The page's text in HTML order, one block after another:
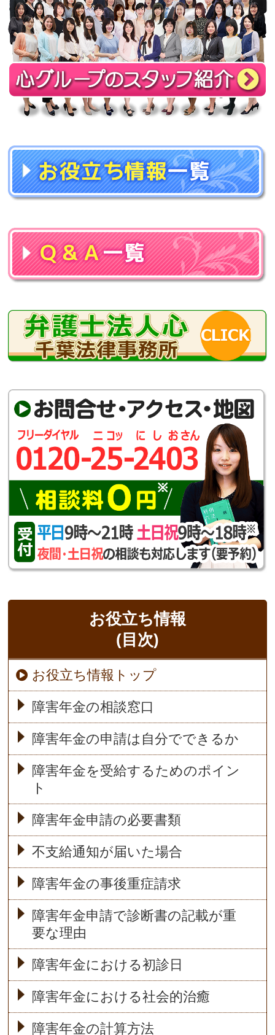
お役立ち情報
(目次)
お役立ち情報トップ
障害年金の相談窓口
障害年金の申請は自分でできるか
障害年金を受給するためのポイン
ト
障害年金申請の必要書類
不支給通知が届いた場合
障害年金の事後重症請求
障害年金申請で診断書の記載が重
要な理由
障害年金における初診日
障害年金における社会的治癒
障害年金の計算方法